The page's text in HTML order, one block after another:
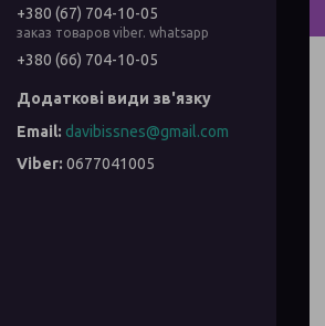
+380 (67) 704-10-05
заказ товаров viber. whatsapp
+380 (66) 704-10-05
davibissnes@gmail.com
0677041005